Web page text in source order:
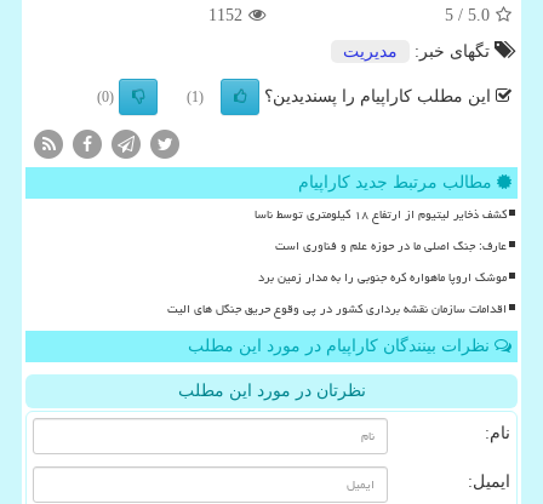
5.0
/ 5
1152
تگهای خبر:
مدیریت
این مطلب کاراپیام را پسندیدین؟ (1)
(0)
مطالب مرتبط جدید کاراپیام
کشف ذخایر لیتیوم از ارتفاع ۱۸ کیلومتری توسط ناسا
عارف: جنگ اصلی ما در حوزه علم و فناوری است
موشک اروپا ماهواره کره جنوبی را به مدار زمین برد
اقدامات سازمان نقشه برداری کشور در پی وقوع حریق جنگل های الیت
نظرات بینندگان کاراپیام در مورد این مطلب
نظرتان در مورد این مطلب
نام:
ایمیل: